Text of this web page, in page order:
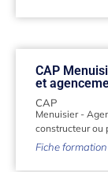
CAP
et
CAP
Menuisier-
constructeur ou
Fiche formation